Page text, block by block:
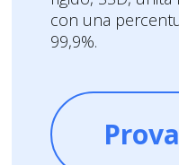
con una
99,9%.